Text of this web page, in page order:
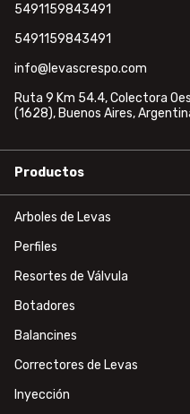
5491159843491
5491159843491
info@levascrespo.com
Ruta 9 Km 54.4, Colectora
(1628), Buenos Aires,
Productos
Arboles de Levas
Perfiles
Resortes de Válvula
Botadores
Balancines
Correctores de Levas
Inyección